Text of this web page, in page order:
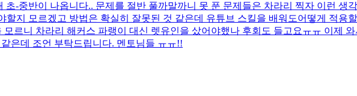
-중반이 나옵니다.. 문제를 절반 풀까말까니 못 푼 문제들은 차라리 찍자 이런 생
지 모르겠고 방법은 확실히 잘못된 것 같은데 유튜브 스킬을 배워도어떻게 적용
르니 차라리 해커스 파랭이 대신 렛유인을 샀어야했나 후회도 들고요ㅠㅠ 이제
은데 조언 부탁드립니다. 멘토님들 ㅠㅠ!!